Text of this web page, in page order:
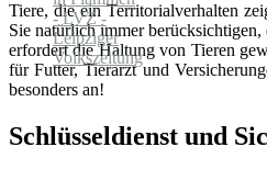
Tiere, die ein Territorialverhalten
Sie natürlich immer
erfordert die Haltung von Tieren
für Futter, Tierarzt und
besonders an!
Schlüsseldienst und